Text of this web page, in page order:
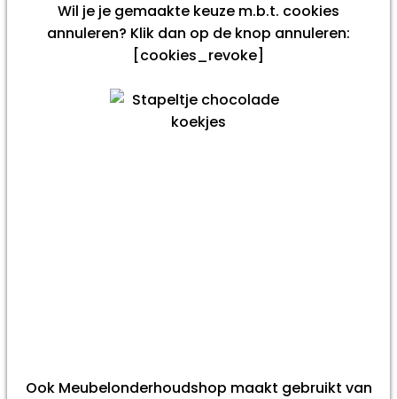
Wil je je gemaakte keuze m.b.t. cookies
annuleren? Klik dan op de knop annuleren:
[cookies_revoke]
Ook Meubelonderhoudshop maakt gebruikt van